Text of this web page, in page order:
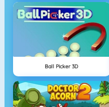
Ball Picker 3D